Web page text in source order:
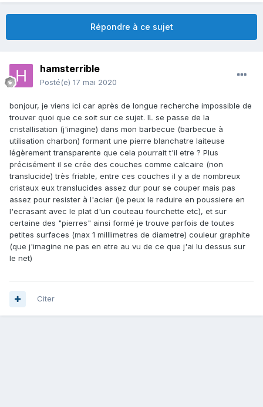
Répondre à ce sujet
hamsterrible
Posté(e) 17 mai 2020
bonjour, je viens ici car après de longue recherche impossible de
trouver quoi que ce soit sur ce sujet. IL se passe de la
cristallisation (j'imagine) dans mon barbecue (barbecue à
utilisation charbon) formant une pierre blanchatre laiteuse
légèrement transparente que cela pourrait t'il etre ? Plus
précisément il se crée des couches comme calcaire (non
translucide) très friable, entre ces couches il y a de nombreux
cristaux eux translucides assez dur pour se couper mais pas
assez pour resister à l'acier (je peux le reduire en poussiere en
l'ecrasant avec le plat d'un couteau fourchette etc), et sur
certaine des "pierres" ainsi formé je trouve parfois de toutes
petites surfaces (max 1 milllimetres de diametre) couleur graphite
(que j'imagine ne pas en etre au vu de ce que j'ai lu dessus sur
le net)
Citer